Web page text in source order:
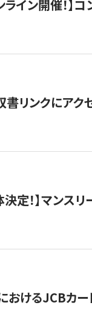
ライン開催！
リンクにアク
定！】マンス
おけるJCBカ